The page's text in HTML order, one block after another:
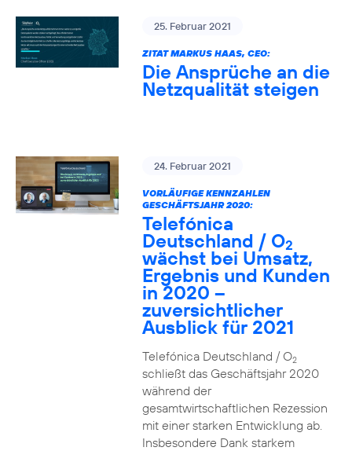
25. Februar 2021
ZITAT MARKUS HAAS, CEO:
Die Ansprüche an die
Netzqualität steigen
24. Februar 2021
VORLÄUFIGE KENNZAHLEN
GESCHÄFTSJAHR 2020:
Telefónica
Deutschland / O2
wächst bei Umsatz,
Ergebnis und Kunden
in 2020 –
zuversichtlicher
Ausblick für 2021
Telefónica Deutschland / O2
schließt das Geschäftsjahr 2020
während der
gesamtwirtschaftlichen Rezession
mit einer starken Entwicklung ab.
Insbesondere Dank starkem